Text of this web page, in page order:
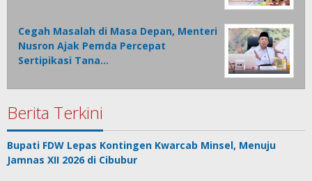
Cegah Masalah di Masa Depan, Menteri
Nusron Ajak Pemda Percepat
Sertipikasi Tana…
Berita Terkini
Bupati FDW Lepas Kontingen Kwarcab Minsel, Menuju
Jamnas XII 2026 di Cibubur